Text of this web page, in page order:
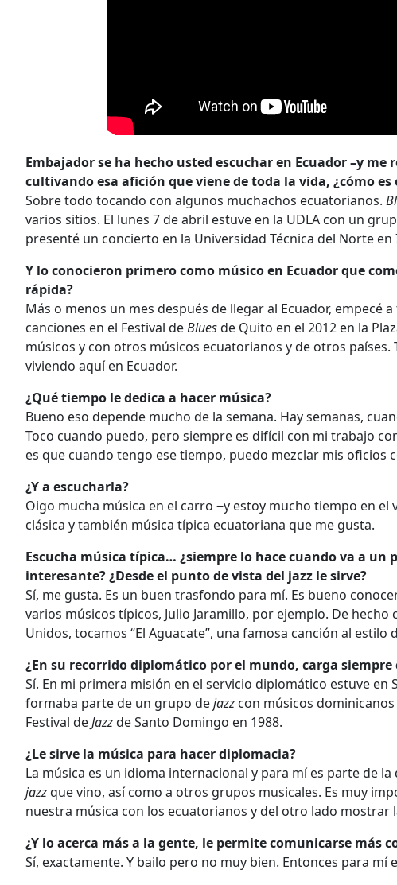
Embajador se ha hecho usted escuchar en Ecuador –y
cultivando esa afición que viene de toda la vida, ¿cómo es
Sobre todo tocando con algunos muchachos ecuatorianos.
varios sitios. El lunes 7 de abril estuve en la UDLA con un
presenté un concierto en la Universidad Técnica del Norte en
Y lo conocieron primero como músico en Ecuador que
rápida?
Más o menos un mes después de llegar al Ecuador, empecé
canciones en el Festival deBluesde Quito en el 2012 en la
músicos y con otros músicos ecuatorianos y de otros
viviendo aquí en Ecuador.
¿Qué tiempo le dedica a hacer música?
Bueno eso depende mucho de la semana. Hay semanas,
Toco cuando puedo, pero siempre es difícil con mi trabajo
es que cuando tengo ese tiempo, puedo mezclar mis oficios
¿Y a escucharla?
Oigo mucha música en el carro ‒y estoy mucho tiempo en el
clásica y también música típica ecuatoriana que me gusta.
Escucha música típica… ¿siempre lo hace cuando va a un
interesante? ¿Desde el punto de vista del jazz le sirve?
Sí, me gusta. Es un buen trasfondo para mí. Es bueno
varios músicos típicos, Julio Jaramillo, por ejemplo. De hecho
Unidos, tocamos “El Aguacate”, una famosa canción al estilo
¿En su recorrido diplomático por el mundo, carga siempre
Sí. En mi primera misión en el servicio diplomático estuve en
formaba parte de un grupo dejazz con músicos
Festival deJazzde Santo Domingo en 1988.
¿Le sirve la música para hacer diplomacia?
La música es un idioma internacional y para mí es parte de
jazzque vino, así como a otros grupos musicales. Es muy
nuestra música con los ecuatorianos y del otro lado mostrar
¿Y lo acerca más a la gente, le permite comunicarse más
Sí, exactamente. Y bailo pero no muy bien. Entonces para mí